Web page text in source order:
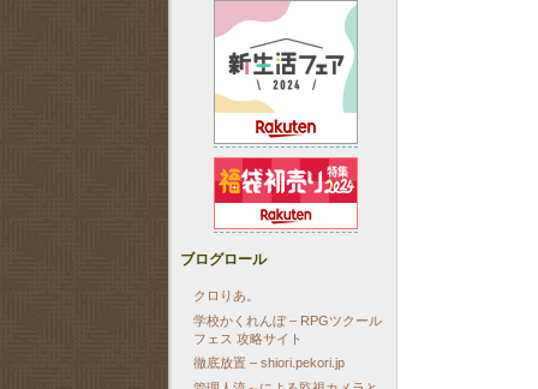
ブログロール
クロりあ。
学校かくれんぼ – RPGツクール
フェス 攻略サイト
徹底放置 – shiori.pekori.jp